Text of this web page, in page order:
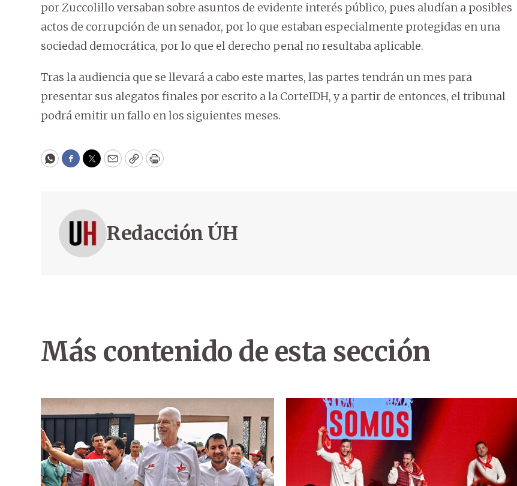
por Zuccolillo versaban sobre asuntos de evidente interés público, pues aludían a posibles
actos de corrupción de un senador, por lo que estaban especialmente protegidas en una
sociedad democrática, por lo que el derecho penal no resultaba aplicable.
Tras la audiencia que se llevará a cabo este martes, las partes tendrán un mes para
presentar sus alegatos finales por escrito a la CorteIDH, y a partir de entonces, el tribunal
podrá emitir un fallo en los siguientes meses.
WhatsApp
Facebook
Twitter
EmailCopyPrint
Redacción ÚH
Más contenido de esta sección